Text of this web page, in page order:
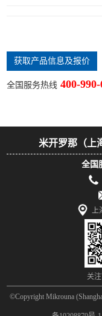
获取产品信息及报价
全国服务热线 400-
米开罗那（上
全国
上
关
©Copyright Mikrouna